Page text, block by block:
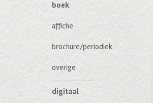
boek
affiche
brochure/periodiek
overige
digitaal